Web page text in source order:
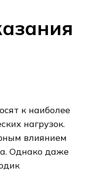
к наиболее
нагрузок.
влиянием
Однако даже